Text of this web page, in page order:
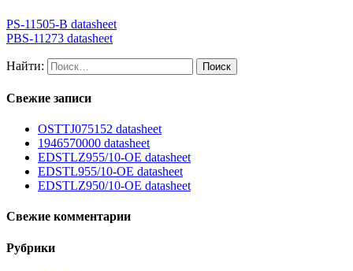
PS-11505-B datasheet
PBS-11273 datasheet
Найти:
Свежие записи
OSTTJ075152 datasheet
1946570000 datasheet
EDSTLZ955/10-OE datasheet
EDSTL955/10-OE datasheet
EDSTLZ950/10-OE datasheet
Свежие комментарии
Рубрики